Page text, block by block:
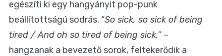
egészíti ki egy hangyányit pop-punk
beállítottságú sodrás. “So sick, so sick of being
tired / And oh so tired of being sick.” –
hangzanak a bevezető sorok, feltekerődik a